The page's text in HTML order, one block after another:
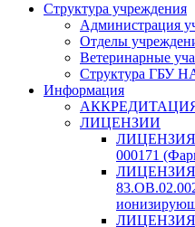
Структура учреждения
Администрация
Отделы
Ветеринарные
Структура ГБУ
Информация
АККРЕДИТАЦИЯ
ЛИЦЕНЗИИ
ЛИЦЕНЗИЯ
000171
ЛИЦЕНЗИЯ
ЛИЦЕНЗИЯ